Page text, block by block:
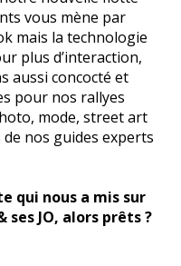
vous mène par
mais la technologie
plus d’interaction,
aussi concocté et
pour nos rallyes
mode, street art
de nos guides experts
qui nous a mis sur
ses JO, alors prêts ?